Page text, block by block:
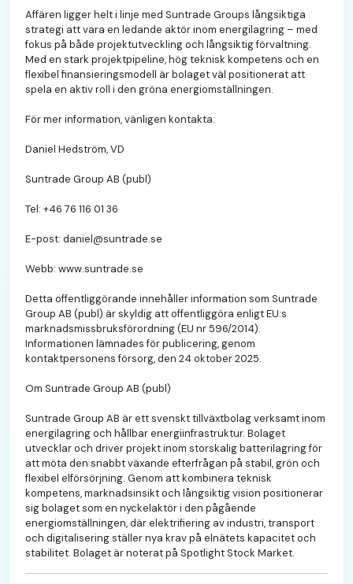
Affären ligger helt i linje med Suntrade Groups långsiktiga
strategi att vara en ledande aktör inom energilagring – med
fokus på både projektutveckling och långsiktig förvaltning.
Med en stark projektpipeline, hög teknisk kompetens och en
flexibel finansieringsmodell är bolaget väl positionerat att
spela en aktiv roll i den gröna energiomställningen.
För mer information, vänligen kontakta:
Daniel Hedström, VD
Suntrade Group AB (publ)
Tel: +46 76 116 01 36
E-post: daniel@suntrade.se
Webb: www.suntrade.se
Detta offentliggörande innehåller information som Suntrade
Group AB (publ) är skyldig att offentliggöra enligt EU:s
marknadsmissbruksförordning (EU nr 596/2014).
Informationen lämnades för publicering, genom
kontaktpersonens försorg, den 24 oktober 2025.
Om Suntrade Group AB (publ)
Suntrade Group AB är ett svenskt tillväxtbolag verksamt inom
energilagring och hållbar energiinfrastruktur. Bolaget
utvecklar och driver projekt inom storskalig batterilagring för
att möta den snabbt växande efterfrågan på stabil, grön och
flexibel elförsörjning. Genom att kombinera teknisk
kompetens, marknadsinsikt och långsiktig vision positionerar
sig bolaget som en nyckelaktör i den pågående
energiomställningen, där elektrifiering av industri, transport
och digitalisering ställer nya krav på elnätets kapacitet och
stabilitet. Bolaget är noterat på Spotlight Stock Market.